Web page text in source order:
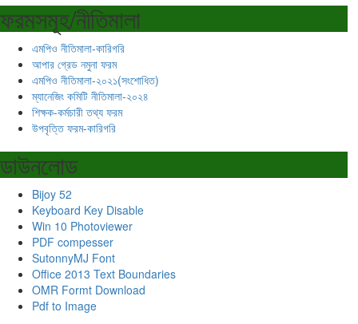
ফরমসমূহ/নীতিমালা
এমপিও নীতিমালা-কারিগরি
আপার গ্রেড নমুনা ফরম
এমপিও নীতিমালা-২০২১(সংশোধিত)
ম্যানেজিং কমিটি নীতিমালা-২০২৪
শিক্ষক-কর্মচারী তথ্য ফরম
উপবৃত্তি ফরম-কারিগরি
ডাউনলোড
Bijoy 52
Keyboard Key Disable
Win 10 Photoviewer
PDF compesser
SutonnyMJ Font
Office 2013 Text Boundaries
OMR Formt Download
Pdf to Image